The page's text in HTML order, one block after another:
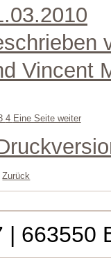
Vincent
4 Eine Seite weiter
Zurück
| 663550